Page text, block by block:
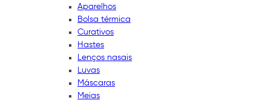
Aparelhos
Bolsa térmica
Curativos
Hastes
Lenços nasais
Luvas
Máscaras
Meias